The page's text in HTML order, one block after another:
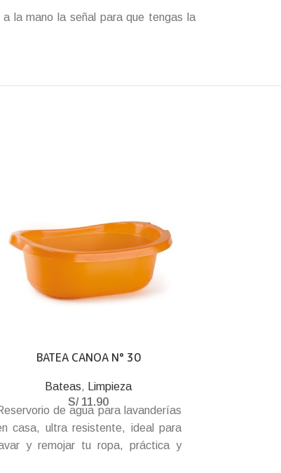
la mano la señal para que tengas la
BATEA CANOA N° 30
Bateas,
Limpieza
S/11.90
de agua para lavanderías
casa, ultra resistente, ideal para
y remojar tu ropa, práctica y